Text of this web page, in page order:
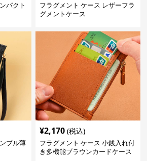
パクト
フラグメント ケース レザーフラ
グメントケース
プル薄
¥2,170 (税込)
フラグメント ケース 小銭入れ付
き多機能ブラウンカードケース